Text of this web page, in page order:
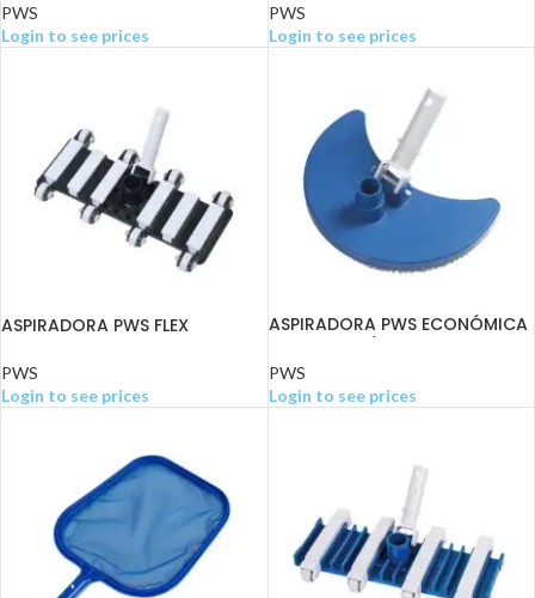
PWS
Login to see prices
PWS
Login to see prices
ASPIRADORA PWS ECONÓMICA
PWS
Login to see prices
ASPIRADORA PWS FLEX
PASADOR ACERO
PWS
Login to see prices